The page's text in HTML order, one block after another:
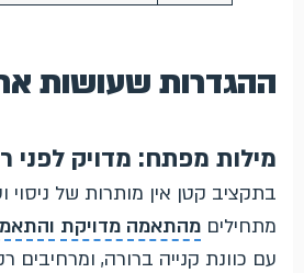
ההגדרות שעושות
מילות מפתח: מדויק לפני
בתקציב קטן אין מותרות של ניסוי
מתחילים מהתאמה מדויקת
עם כוונת קנייה ברורה, ומרחיבים